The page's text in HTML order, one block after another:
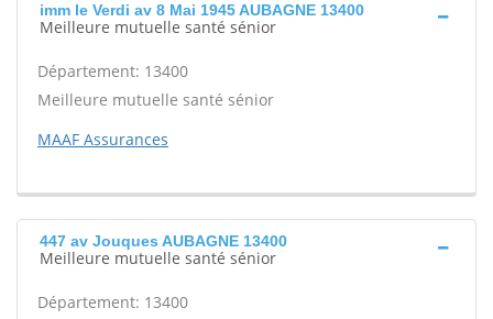
imm le Verdi av 8 Mai 1945 AUBAGNE 13400
Meilleure mutuelle santé sénior
Département: 13400
Meilleure mutuelle santé sénior
MAAF Assurances
447 av Jouques AUBAGNE 13400
Meilleure mutuelle santé sénior
Département: 13400